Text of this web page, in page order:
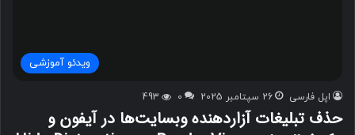
ویدئو آموزشی
اپل فارسی 26 سپتامبر 2025 0
493
حذف تبلیغات آزاردهنده وبسایت‌ها در آیفون و